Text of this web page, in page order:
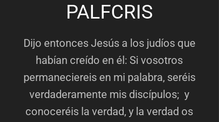
PALFCRIS
Dijo entonces Jesús a los judíos que
habían creído en él: Si vosotros
permaneciereis en mi palabra, seréis
verdaderamente mis discípulos; y
conoceréis la verdad, y la verdad os